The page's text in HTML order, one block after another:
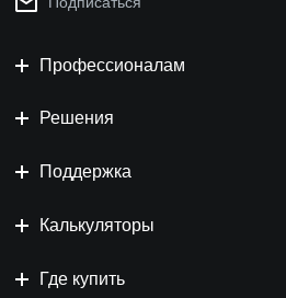
Профессионалам
Решения
Поддержка
Калькуляторы
Где купить